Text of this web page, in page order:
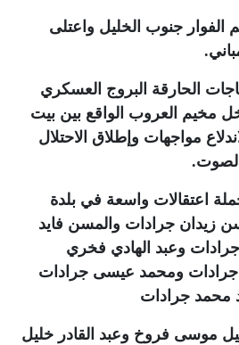
الفوار جنوب الخليل واعتلى
.
الحارقة البروج العسكري
مخيم العروب الواقع بين بيت
مواجهات وإطلاق الاحتلال
.
اعتقالات واسعة في بلدة
زيدان جرادات والمسن فايد
وعبد الهادي فخري
ومحمد عيسى جرادات
محمد جرادات
موسى فروخ وعبد القادر خليل